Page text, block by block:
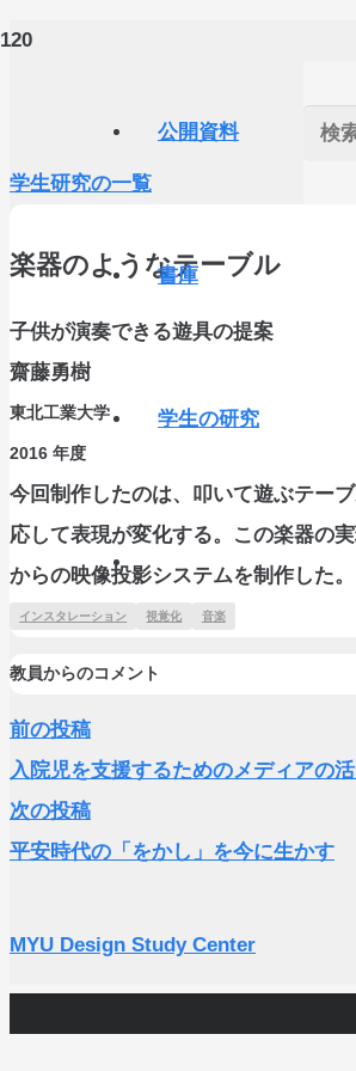
公開資料
書庫
学生の研究
学生研究の一覧
楽器のようなテーブル
子供が演奏できる遊具の提案
齋藤勇樹
東北工業大学
2016 年度
今回制作したのは、叩いて遊ぶテー
応して表現が変化する。この楽器の
からの映像投影システムを制作した。
インスタレーション 視覚化 音楽
教員からのコメント
前の投稿
入院児を支援するためのメディアの活
次の投稿
平安時代の「をかし」を今に生かす
MYU Design Study Center